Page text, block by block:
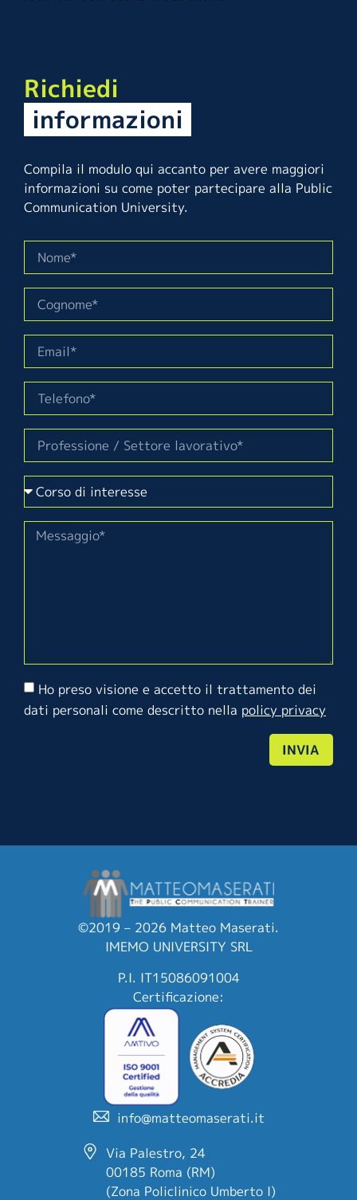
Richiedi
informazioni
Compila il modulo qui accanto per avere maggiori
informazioni su come poter partecipare alla Public
Communication University.
Ho preso visione e accetto il trattamento dei
dati personali come descritto nella policy privacy
INVIA
©2019 – 2026 Matteo Maserati.
IMEMO UNIVERSITY SRL
P.I. IT15086091004
info@matteomaserati.it
Via Palestro, 24
00185 Roma (RM)
(Zona Policlinico Umberto I)
Certificazione: